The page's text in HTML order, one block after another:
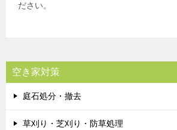
ださい。
空き家対策
庭石処分・撤去
草刈り・芝刈り・防草処理